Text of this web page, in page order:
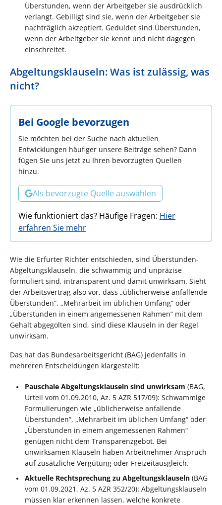
Überstunden, wenn der Arbeitgeber sie ausdrücklich
verlangt. Gebilligt sind sie, wenn der Arbeitgeber sie
nachträglich akzeptiert. Geduldet sind Überstunden,
wenn der Arbeitgeber sie kennt und nicht dagegen
einschreitet.
Abgeltungsklauseln: Was ist zulässig, was
nicht?
Bei Google bevorzugen
Sie möchten bei der Suche nach aktuellen
Entwicklungen häufiger unsere Beiträge sehen? Dann
fügen Sie uns jetzt zu Ihren bevorzugten Quellen
hinzu.
Als bevorzugte Quelle auswählen
Wie funktioniert das? Häufige Fragen: Hier
erfahren Sie mehr
Wie die Erfurter Richter entschieden, sind Überstunden-
Abgeltungsklauseln, die schwammig und unpräzise
formuliert sind, intransparent und damit unwirksam. Sieht
der Arbeitsvertrag also vor, dass „üblicherweise anfallende
Überstunden“, „Mehrarbeit im üblichen Umfang“ oder
„Überstunden in einem angemessenen Rahmen“ mit dem
Gehalt abgegolten sind, sind diese Klauseln in der Regel
unwirksam.
Das hat das Bundesarbeitsgericht (BAG) jedenfalls in
mehreren Entscheidungen klargestellt:
Pauschale Abgeltungsklauseln sind unwirksam (BAG,
Urteil vom 01.09.2010, Az. 5 AZR 517/09): Schwammige
Formulierungen wie „üblicherweise anfallende
Überstunden“, „Mehrarbeit im üblichen Umfang“ oder
„Überstunden in einem angemessenen Rahmen“
genügen nicht dem Transparenzgebot. Bei
unwirksamen Klauseln haben Arbeitnehmer Anspruch
auf zusätzliche Vergütung oder Freizeitausgleich.
Aktuelle Rechtsprechung zu Abgeltungsklauseln (BAG
vom 01.09.2021, Az. 5 AZR 352/20): Abgeltungsklauseln
müssen klar erkennen lassen, welche konkrete